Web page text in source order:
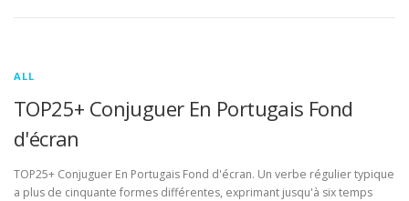
ALL
TOP25+ Conjuguer En Portugais Fond
d'écran
TOP25+ Conjuguer En Portugais Fond d'écran. Un verbe régulier typique
a plus de cinquante formes différentes, exprimant jusqu'à six temps